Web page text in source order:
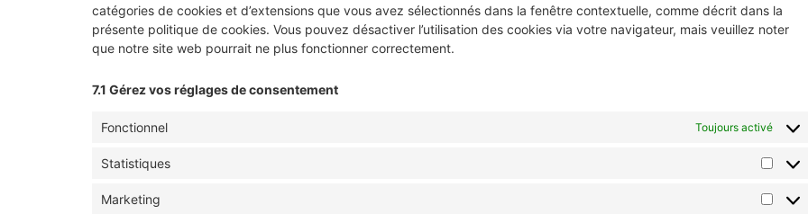
catégories de cookies et d’extensions que vous avez sélectionnés dans la fenêtre contextuelle, comme décrit dans la
présente politique de cookies. Vous pouvez désactiver l’utilisation des cookies via votre navigateur, mais veuillez noter
que notre site web pourrait ne plus fonctionner correctement.
7.1 Gérez vos réglages de consentement
Fonctionnel Toujours activé
Statistiques
Marketing